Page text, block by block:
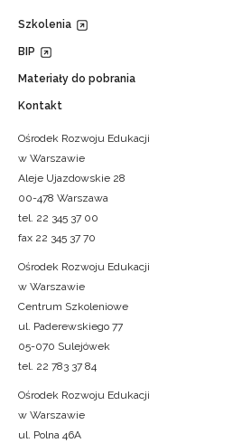
Szkolenia
BIP
Materiały do pobrania
Kontakt
Ośrodek Rozwoju Edukacji
w Warszawie
Aleje Ujazdowskie 28
00-478 Warszawa
tel. 22 345 37 00
fax 22 345 37 70
Ośrodek Rozwoju Edukacji
w Warszawie
Centrum Szkoleniowe
ul. Paderewskiego 77
05-070 Sulejówek
tel. 22 783 37 84
Ośrodek Rozwoju Edukacji
w Warszawie
ul. Polna 46A